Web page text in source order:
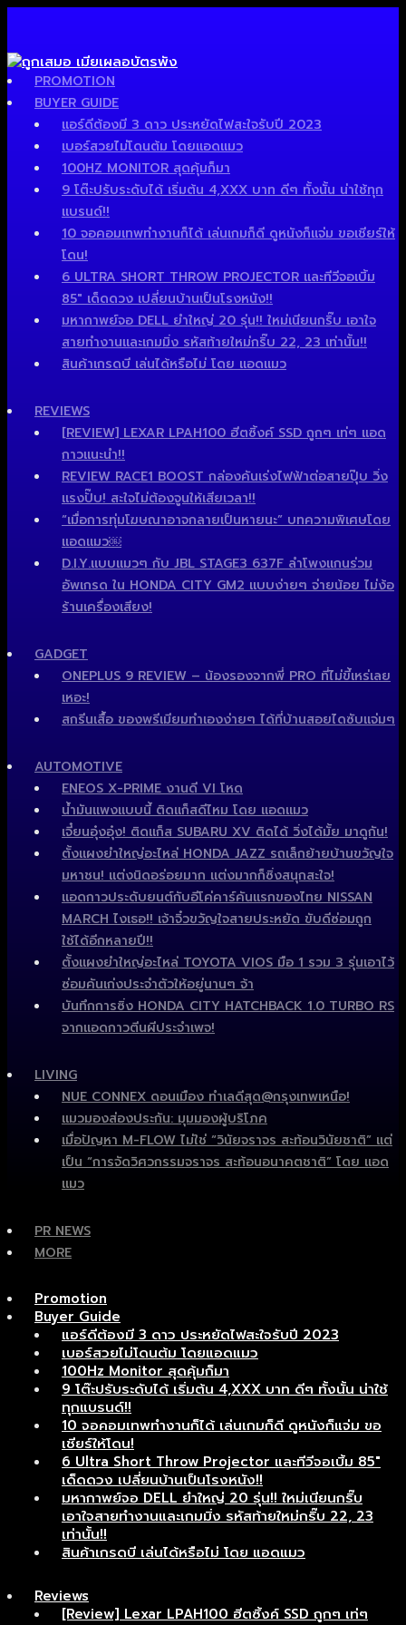
PROMOTION
BUYER GUIDE
แอร์ดีต้องมี 3 ดาว ประหยัดไฟสะใจรับปี 2023
เบอร์สวยไม่โดนต้ม โดยแอดแมว
100HZ MONITOR สุดคุ้มก็มา
9 โต๊ะปรับระดับได้ เริ่มต้น 4,XXX บาท ดีๆ ทั้งนั้น น่าใช้ทุก
แบรนด์!!
10 จอคอมเทพทำงานก็ได้ เล่นเกมก็ดี ดูหนังก็แจ่ม ขอเชียร์ให้
โดน!
6 ULTRA SHORT THROW PROJECTOR และทีวีจอเบิ้ม
85″ เด็ดดวง เปลี่ยนบ้านเป็นโรงหนัง!!
มหากาพย์จอ DELL ยำใหญ่ 20 รุ่น!! ใหม่เนียนกริ๊บ เอาใจ
สายทำงานและเกมมิ่ง รหัสท้ายใหม่กริ๊บ 22, 23 เท่านั้น!!
สินค้าเกรดบี เล่นได้หรือไม่ โดย แอดแมว
REVIEWS
[REVIEW] LEXAR LPAH100 ฮีตซิ้งค์ SSD ถูกๆ เท่ๆ แอด
กาวแนะนำ!!
REVIEW RACE1 BOOST กล่องคันเร่งไฟฟ้าต่อสายปุ๊บ วิ่ง
แรงปั๊บ! สะใจไม่ต้องจูนให้เสียเวลา!!
“เมื่อการทุ่มโฆษณาอาจกลายเป็นหายนะ” บทความพิเศษโดย
แอดแมว￼
D.I.Y.แบบแมวๆ กับ JBL STAGE3 637F ลำโพงแกนร่วม
อัพเกรด ใน HONDA CITY GM2 แบบง่ายๆ จ่ายน้อย ไม่ง้อ
ร้านเครื่องเสียง!
GADGET
ONEPLUS 9 REVIEW – น้องรองจากพี่ PRO ที่ไม่ขี้เหร่เลย
เหอะ!
สกรีนเสื้อ ของพรีเมียมทำเองง่ายๆ ได้ที่บ้านสอยไดซับแจ่มๆ
AUTOMOTIVE
ENEOS X-PRIME งานดี VI โหด
น้ำมันแพงแบบนี้ ติดแก็สดีไหม โดย แอดแมว
เจี๋ยนอุ๋งอุ๋ง! ติดแก็ส SUBARU XV ติดได้ วิ่งได้มั้ย มาดูกัน!
ตั้งแผงยำใหญ่อะไหล่ HONDA JAZZ รถเล็กย้ายบ้านขวัญใจ
มหาชน! แต่งนิดอร่อยมาก แต่งมากก็ซิ่งสนุกสะใจ!
แอดกาวประดับยนต์กับอีโค่คาร์คันแรกของไทย NISSAN
MARCH ไงเธอ!! เจ้าจิ๋วขวัญใจสายประหยัด ขับดีซ่อมถูก
ใช้ได้อีกหลายปี!!
ตั้งแผงยำใหญ่อะไหล่ TOYOTA VIOS มือ 1 รวม 3 รุ่นเอาไว้
ซ่อมคันเก่งประจำตัวให้อยู่นานๆ จ้า
บันทึกการซิ่ง HONDA CITY HATCHBACK 1.0 TURBO RS
จากแอดกาวตีนผีประจำเพจ!
LIVING
NUE CONNEX ดอนเมือง ทำเลดีสุด@กรุงเทพเหนือ!
แมวมองส่องประกัน: มุมมองผู้บริโภค
เมื่อปัญหา M-FLOW ไม่ใช่ “วินัยจราจร สะท้อนวินัยชาติ” แต่
เป็น “การจัดวิศวกรรมจราจร สะท้อนอนาคตชาติ” โดย แอด
แมว
PR NEWS
MORE
Promotion
Buyer Guide
แอร์ดีต้องมี 3 ดาว ประหยัดไฟสะใจรับปี 2023
เบอร์สวยไม่โดนต้ม โดยแอดแมว
100Hz Monitor สุดคุ้มก็มา
9 โต๊ะปรับระดับได้ เริ่มต้น 4,XXX บาท ดีๆ ทั้งนั้น น่าใช้
ทุกแบรนด์!!
10 จอคอมเทพทำงานก็ได้ เล่นเกมก็ดี ดูหนังก็แจ่ม ขอ
เชียร์ให้โดน!
6 Ultra Short Throw Projector และทีวีจอเบิ้ม 85″
เด็ดดวง เปลี่ยนบ้านเป็นโรงหนัง!!
มหากาพย์จอ DELL ยำใหญ่ 20 รุ่น!! ใหม่เนียนกริ๊บ
เอาใจสายทำงานและเกมมิ่ง รหัสท้ายใหม่กริ๊บ 22, 23
เท่านั้น!!
สินค้าเกรดบี เล่นได้หรือไม่ โดย แอดแมว
Reviews
[Review] Lexar LPAH100 ฮีตซิ้งค์ SSD ถูกๆ เท่ๆ